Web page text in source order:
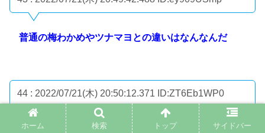
普通の梅わかめやツナマヨとの違いはなんなんだ
44 : 2022/07/21(木) 20:50:12.371 ID:ZT6Eb1WP0
ホーム 検索 トップ サイドバー